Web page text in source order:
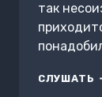
так
СЛУШАТЬ